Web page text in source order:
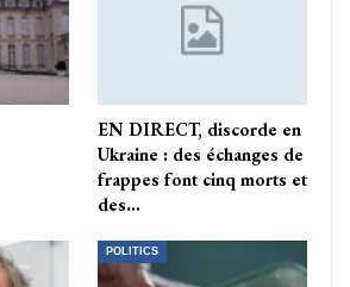
EN DIRECT, discorde en
Ukraine : des échanges de
frappes font cinq morts et
des…
POLITICS